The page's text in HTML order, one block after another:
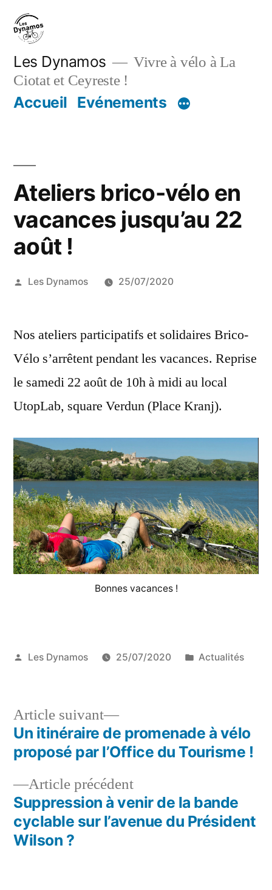
Aller
contenu
Les Dynamos
Vivre à vélo à La
Ciotat et Ceyreste !
Accueil Evénements
Ateliers brico-vélo en
vacances jusqu’au 22
août !
Publié
Les Dynamos 25/07/2020
Nos ateliers participatifs et solidaires Brico-
Vélo s’arrêtent pendant les vacances. Reprise
le samedi 22 août de 10h à midi au local
UtopLab, square Verdun (Place Kranj).
Bonnes vacances !
Publié
Les Dynamos 25/07/2020
Publié
Actualités
Navigation
l’article
Article précédentArticle
précédent :
Suppression à venir de la bande
cyclable sur l’avenue du Président
Wilson ?
Article suivant
Article
suivant :
Un itinéraire de promenade à vélo
proposé par l’Office du Tourisme !